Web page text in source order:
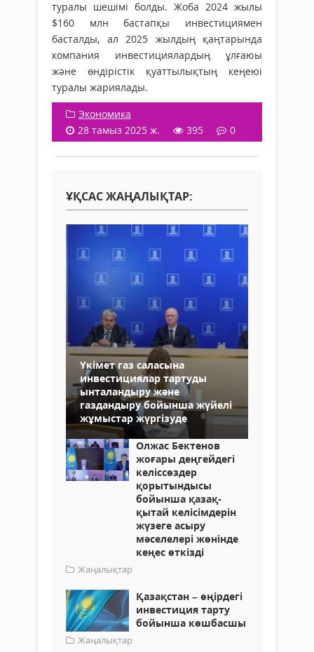
туралы шешімі болды. Жоба 2024 жылы
$160 млн бастапқы инвестициямен
басталды, ал 2025 жылдың қаңтарында
компания инвестициялардың ұлғаюы
және өндірістік қуаттылықтың кеңеюі
туралы жариялады.
Экономика
28 тамыз 2025 ж.
395 0
ҰҚСАС ЖАҢАЛЫҚТАР:
Үкімет газ саласына
инвестициялар тартуды
ынталандыру және
газдандыру бойынша жүйелі
жұмыстар жүргізуде
Олжас Бектенов
жоғары деңгейдегі
келіссөздер
қорытындысы
бойынша қазақ-
қытай келісімдерін
жүзеге асыру
мәселелері жөнінде
кеңес өткізді
Жаңалықтар
Қазақстан – өңірдегі
инвестиция тарту
бойынша көшбасшы
Жаңалықтар